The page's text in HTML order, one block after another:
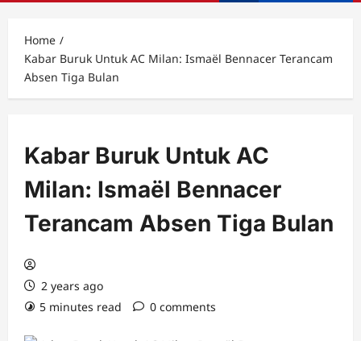
Home
Kabar Buruk Untuk AC Milan: Ismaël Bennacer Terancam
Absen Tiga Bulan
Kabar Buruk Untuk AC
Milan: Ismaël Bennacer
Terancam Absen Tiga Bulan
2 years ago
5 minutes read
0 comments